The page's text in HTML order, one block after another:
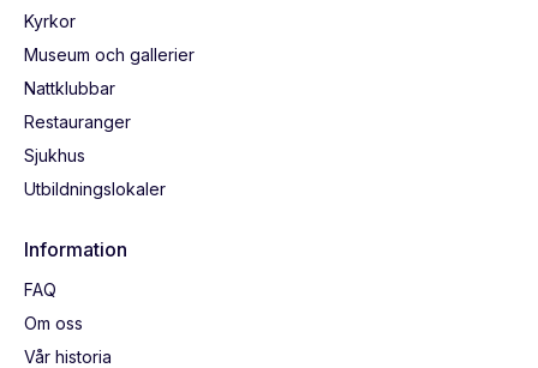
Kyrkor
Museum och gallerier
Nattklubbar
Restauranger
Sjukhus
Utbildningslokaler
Information
FAQ
Om oss
Vår historia